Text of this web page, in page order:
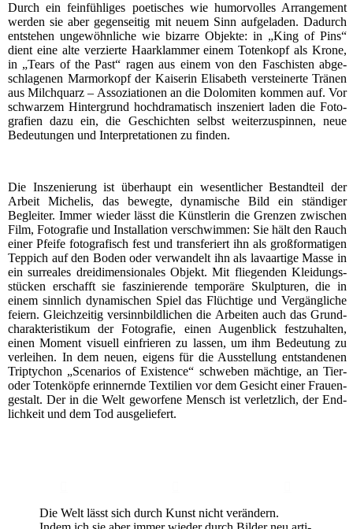
Durch ein fein­füh­li­ges poe­ti­sches wie humor­vol­les Arran­ge­ment
wer­den sie aber gegen­sei­tig mit neu­em Sinn auf­ge­la­den. Dadurch
ent­ste­hen unge­wöhn­li­che wie bizar­re Objek­te: in „King of Pins“
dient eine alte ver­zier­te Haar­klam­mer einem Toten­kopf als Kro­ne,
in „Tears of the Past“ ragen aus einem von den Faschis­ten abge­
schla­ge­nen Mar­mor­kopf der Kai­se­rin Eli­sa­beth ver­stei­ner­te Trä­nen
aus Milch­quarz – Asso­zia­tio­nen an die Dolo­mi­ten kom­men auf. Vor
schwar­zem Hin­ter­grund hoch­dra­ma­tisch insze­niert laden die Foto­
gra­fien dazu ein, die Geschich­ten selbst wei­ter­zu­spin­nen, neue
Bedeu­tun­gen und Inter­pre­ta­tio­nen zu finden.
Die Insze­nie­rung ist über­haupt ein wesent­li­cher Bestand­teil der
Arbeit Miche­lis, das beweg­te, dyna­mi­sche Bild ein stän­di­ger
Beglei­ter. Immer wie­der lässt die Künst­le­rin die Gren­zen zwi­schen
Film, Foto­gra­fie und Instal­la­ti­on ver­schwim­men: Sie hält den Rauch
einer Pfei­fe foto­gra­fisch fest und trans­fe­riert ihn als groß­for­ma­ti­gen
Tep­pich auf den Boden oder ver­wan­delt ihn als lava­ar­ti­ge Mas­se in
ein sur­rea­les drei­di­men­sio­na­les Objekt. Mit flie­gen­den Klei­dungs­
stü­cken erschafft sie fas­zi­nie­ren­de tem­po­rä­re Skulp­tu­ren, die in
einem sinn­lich dyna­mi­schen Spiel das Flüch­ti­ge und Ver­gäng­li­che
fei­ern. Gleich­zei­tig ver­sinn­bild­li­chen die Arbei­ten auch das Grund­
cha­rak­te­ris­ti­kum der Foto­gra­fie, einen Augen­blick fest­zu­hal­ten,
einen Moment visu­ell ein­frie­ren zu las­sen, um ihm Bedeu­tung zu
ver­lei­hen. In dem neu­en, eigens für die Aus­stel­lung ent­stan­de­nen
Tri­pty­chon „Sce­na­ri­os of Exis­tence“ schwe­ben mäch­ti­ge, an Tier-
oder Toten­köp­fe erin­nern­de Tex­ti­li­en vor dem Gesicht einer Frau­en­
ge­stalt. Der in die Welt gewor­fe­ne Mensch ist ver­letz­lich, der End­
lich­keit und dem Tod ausgeliefert.
Die Welt lässt sich durch Kunst nicht ver­än­dern.